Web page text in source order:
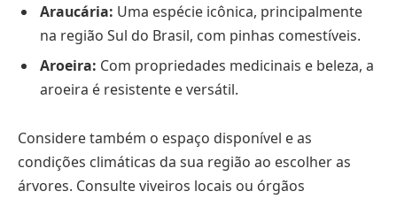
Araucária: Uma espécie icônica, principalmente
na região Sul do Brasil, com pinhas comestíveis.
Aroeira: Com propriedades medicinais e beleza, a
aroeira é resistente e versátil.
Considere também o espaço disponível e as
condições climáticas da sua região ao escolher as
árvores. Consulte viveiros locais ou órgãos